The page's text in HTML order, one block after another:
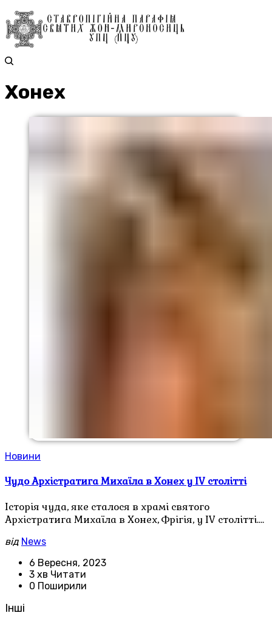
Хонех
Новини
Чудо Архістратига Михаїла в Хонех у IV столітті
Історія чуда, яке сталося в храмі святого
Архістратига Михаїла в Хонех, Фрігія, у IV столітті.…
від News
6 Вересня, 2023
3 хв Читати
0 Поширили
Інші